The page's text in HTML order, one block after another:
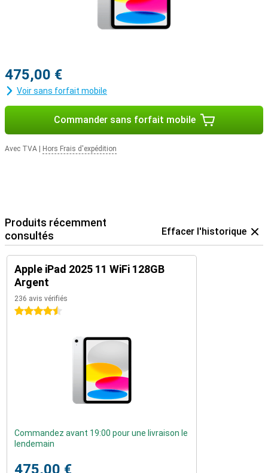
fichiers volumineux et travailler en ligne de manière fluide et sans
décalage. La batterie dure jusqu'à 10 heures avec une charge
complète, ce qui vous permet de rester productif toute la journée
L'iPad pour tous les utilisateurs
polyvalente et puissante, parfaite pour le travail comme pour les
loisirs. Avec son écran Liquid Retina, sa puce A16 Bionic, ses
appareils photo 12 Mpx avancés et la prise en charge étendue de
vous avez besoin. Que vous souhaitiez être productif, créatif ou
475,00 €
Voir sans forfait mobile
Commander sans forfait mobile
Avec TVA Hors Frais d'expédition
Produits récemment
consultés
Effacer l'historique
Apple iPad 2025 11 WiFi 128GB
Argent
236 avis vérifiés
4.5 étoiles
Commandez avant 19:00 pour une livraison le
lendemain
475,00 €